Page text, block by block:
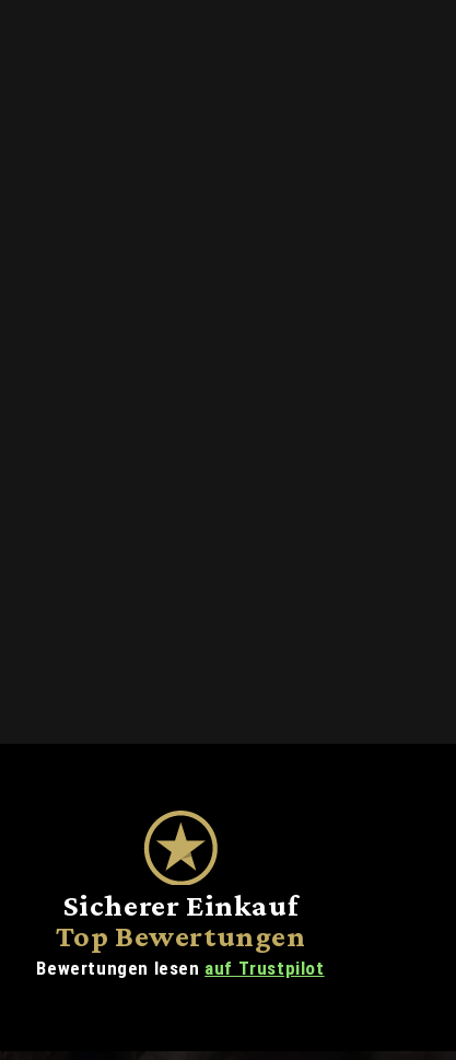
Sicherer Einkauf
Top Bewertungen
Bewertungen lesen auf Trustpilot